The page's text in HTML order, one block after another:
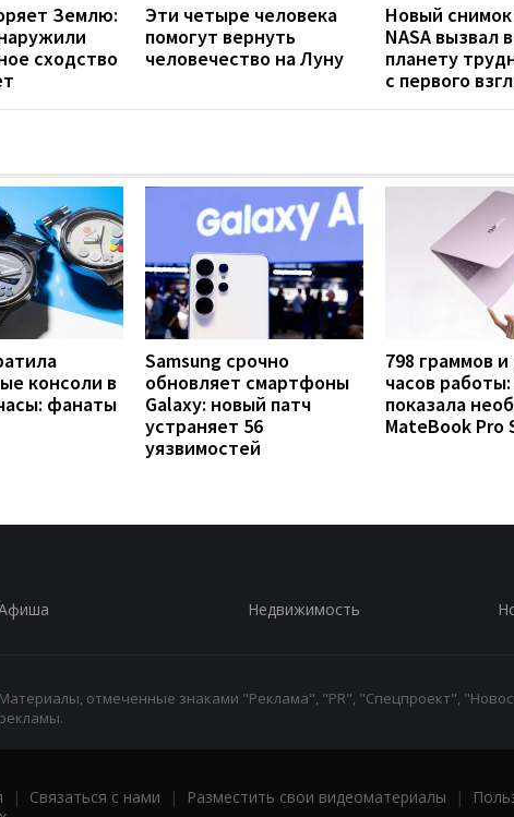
Землю:
сходство
Эти четыре человека
помогут вернуть
человечество на Луну
Новый
NASA вызвал
планету
с первого
консоли в
фанаты
Samsung срочно
обновляет смартфоны
Galaxy: новый патч
устраняет 56
уязвимостей
798 граммов и
часов
показала
MateBook Pro
Недвижимость
Материалы, отмеченные знаками "Реклама", "PR", "Спецпроект",
рекламы.
| Связаться с нами | Разместить свои видеоматериалы |